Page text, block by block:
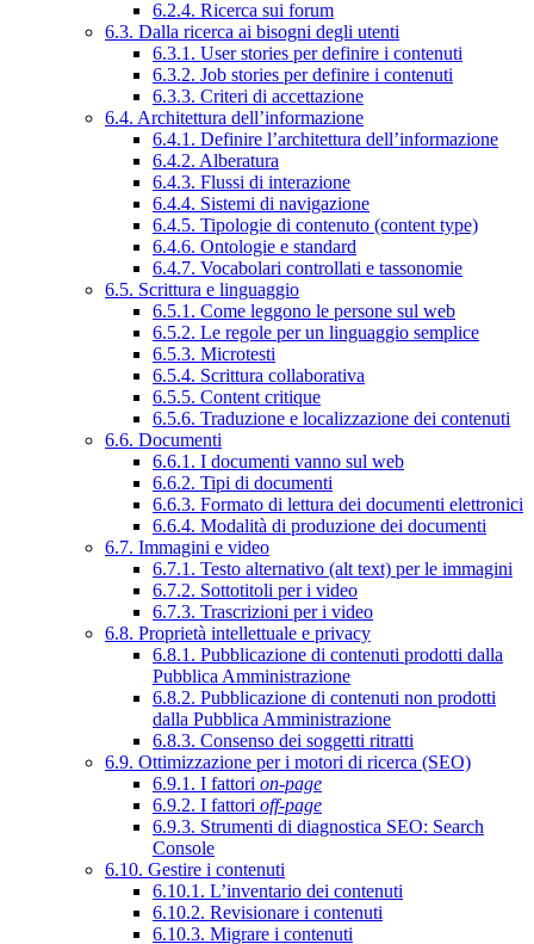
6.2.4. Ricerca sui forum
6.3. Dalla ricerca ai bisogni degli utenti
6.3.1. User stories per definire i contenuti
6.3.2. Job stories per definire i contenuti
6.3.3. Criteri di accettazione
6.4. Architettura dell’informazione
6.4.1. Definire l’architettura dell’informazione
6.4.2. Alberatura
6.4.3. Flussi di interazione
6.4.4. Sistemi di navigazione
6.4.5. Tipologie di contenuto (content type)
6.4.6. Ontologie e standard
6.4.7. Vocabolari controllati e tassonomie
6.5. Scrittura e linguaggio
6.5.1. Come leggono le persone sul web
6.5.2. Le regole per un linguaggio semplice
6.5.3. Microtesti
6.5.4. Scrittura collaborativa
6.5.5. Content critique
6.5.6. Traduzione e localizzazione dei contenuti
6.6. Documenti
6.6.1. I documenti vanno sul web
6.6.2. Tipi di documenti
6.6.3. Formato di lettura dei documenti elettronici
6.6.4. Modalità di produzione dei documenti
6.7. Immagini e video
6.7.1. Testo alternativo (alt text) per le immagini
6.7.2. Sottotitoli per i video
6.7.3. Trascrizioni per i video
6.8. Proprietà intellettuale e privacy
6.8.1. Pubblicazione di contenuti prodotti dalla
Pubblica Amministrazione
6.8.2. Pubblicazione di contenuti non prodotti
dalla Pubblica Amministrazione
6.8.3. Consenso dei soggetti ritratti
6.9. Ottimizzazione per i motori di ricerca (SEO)
6.9.1. I fattori on-page
6.9.2. I fattori off-page
6.9.3. Strumenti di diagnostica SEO: Search
Console
6.10. Gestire i contenuti
6.10.1. L’inventario dei contenuti
6.10.2. Revisionare i contenuti
6.10.3. Migrare i contenuti